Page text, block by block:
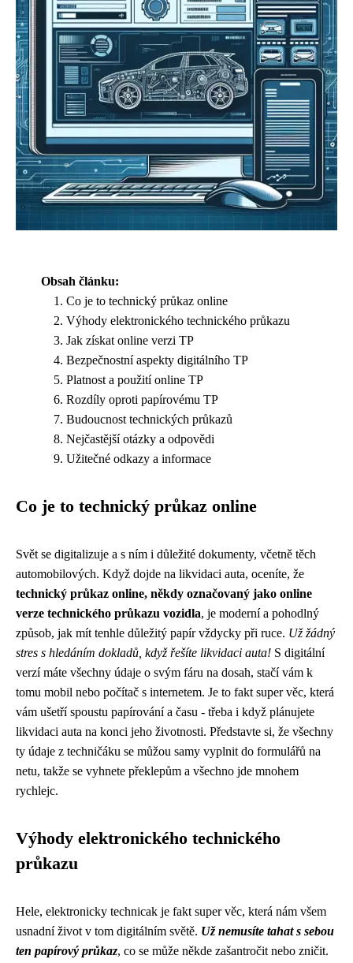
Obsah článku:
Co je to technický průkaz online
Výhody elektronického technického průkazu
Jak získat online verzi TP
Bezpečnostní aspekty digitálního TP
Platnost a použití online TP
Rozdíly oproti papírovému TP
Budoucnost technických průkazů
Nejčastější otázky a odpovědi
Užitečné odkazy a informace
Co je to technický průkaz online
Svět se digitalizuje a s ním i důležité dokumenty, včetně těch
automobilových. Když dojde na likvidaci auta, oceníte, že
technický průkaz online, někdy označovaný jako online
verze technického průkazu vozidla, je moderní a pohodlný
způsob, jak mít tenhle důležitý papír vždycky při ruce. Už žádný
stres s hledáním dokladů, když řešíte likvidaci auta! S digitální
verzí máte všechny údaje o svým fáru na dosah, stačí vám k
tomu mobil nebo počítač s internetem. Je to fakt super věc, která
vám ušetří spoustu papírování a času - třeba i když plánujete
likvidaci auta na konci jeho životnosti. Představte si, že všechny
ty údaje z techničáku se můžou samy vyplnit do formulářů na
netu, takže se vyhnete překlepům a všechno jde mnohem
rychlejc.
Výhody elektronického technického
průkazu
Hele, elektronicky technicak je fakt super věc, která nám všem
usnadní život v tom digitálním světě. Už nemusíte tahat s sebou
ten papírový průkaz, co se může někde zašantročit nebo zničit.